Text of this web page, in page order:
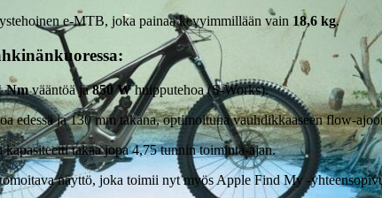
e-MTB, joka painaa kevyimmillään vain 18,6 kg.
Nmvääntöä ja850 Whuipputehoa (S-Works).
edessä ja 130 mm takana, optimoituna vauhdikkaaseen flow-
takaa jopa 4,75 tunnin toiminta-ajan.
näyttö, joka toimii nyt myös Apple Find My -